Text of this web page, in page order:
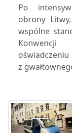
Po
obrony
wspólne
z